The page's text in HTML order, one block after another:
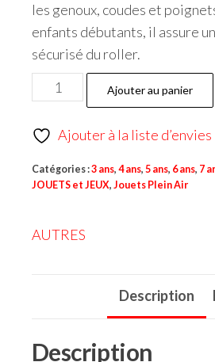
les genoux, coudes et
enfants débutants, il assure
sécurisé du roller.
Ajouter au panier
Ajouter à la liste d’envies
Catégories :3 ans, 4 ans, 5 ans, 6 ans, 7
JOUETS et JEUX, Jouets Plein Air
AUTRES
Description
Description